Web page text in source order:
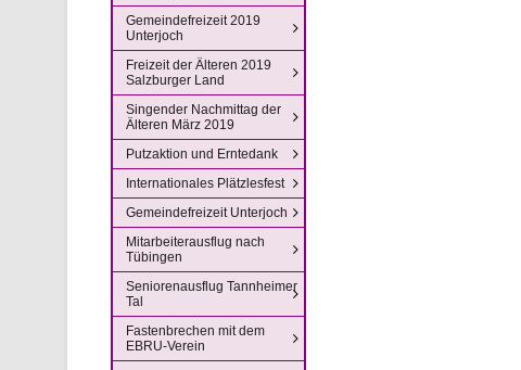
Gemeindefreizeit 2019
Unterjoch
Freizeit der Älteren 2019
Salzburger Land
Singender Nachmittag der
Älteren März 2019
Putzaktion und Erntedank
Internationales Plätzlesfest
Gemeindefreizeit Unterjoch
Mitarbeiterausflug nach
Tübingen
Seniorenausflug Tannheimer
Tal
Fastenbrechen mit dem
EBRU-Verein